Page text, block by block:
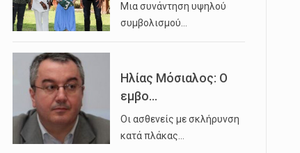
Μια συνάντηση υψηλού
συμβολισμού…
Ηλίας Μόσιαλος: Ο
εμβο...
Οι ασθενείς με σκλήρυνση
κατά πλάκας…